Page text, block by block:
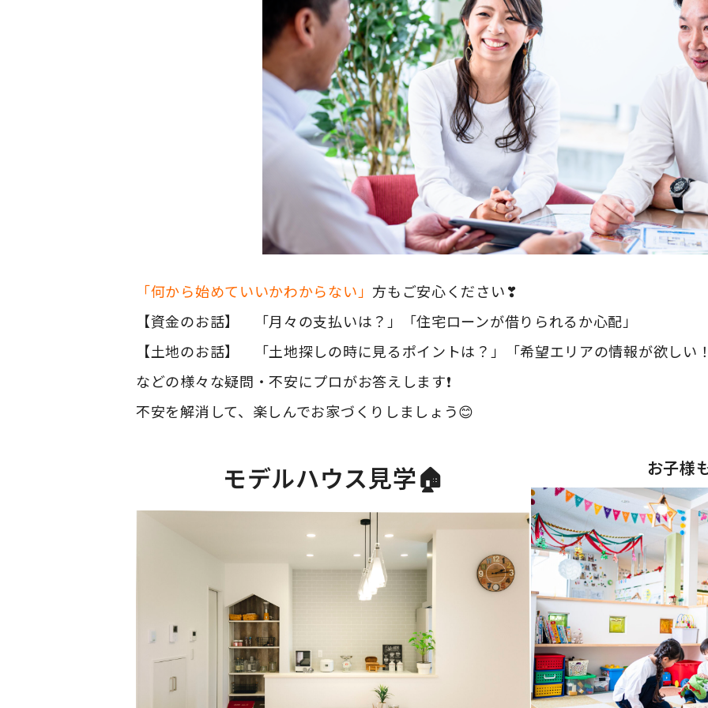
「何から始めていいかわからない」 方もご安心ください❣
【資金のお話】 「月々の支払いは？」「住宅ローンが借りられるか心配」
【土地のお話】 「土地探しの時に見るポイントは？」「希望エリアの情報が欲しい
などの様々な疑問・不安にプロがお答えします❗
不安を解消して、楽しんでお家づくりしましょう😊
モデルハウス見学🏠 お子様